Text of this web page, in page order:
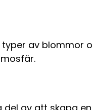
av blommor